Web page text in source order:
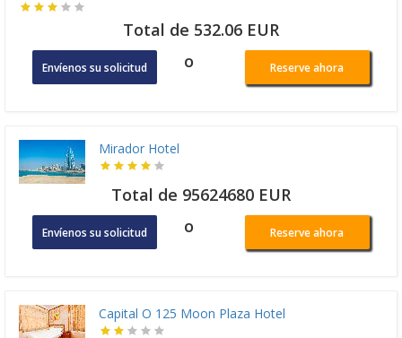
Total de 532.06 EUR
Envíenos su solicitud o Reserve ahora
Mirador Hotel
Total de 95624680 EUR
Envíenos su solicitud o Reserve ahora
Capital O 125 Moon Plaza Hotel